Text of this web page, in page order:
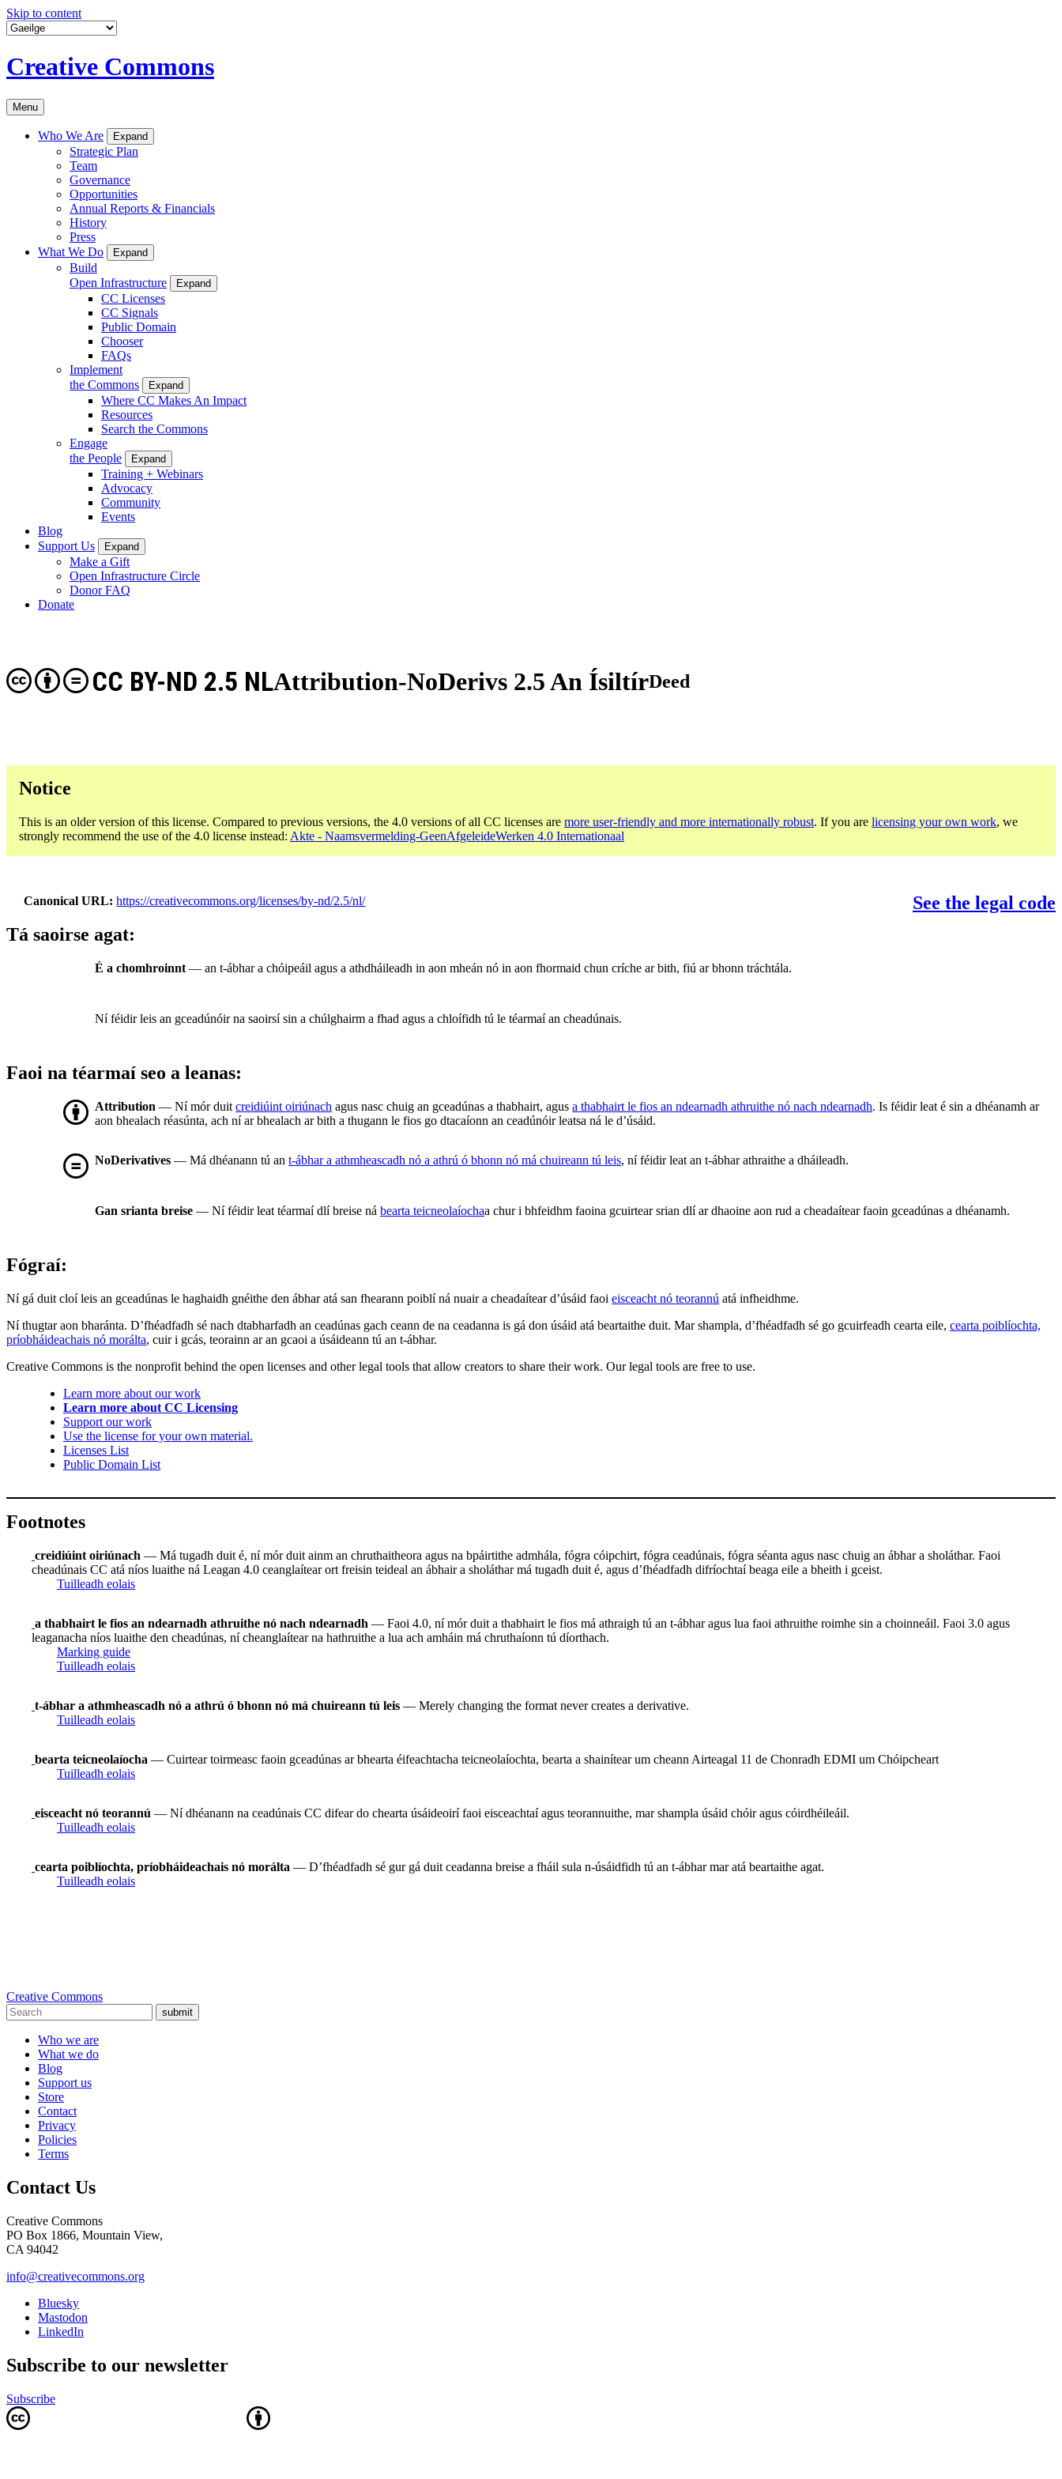
Skip to content
Creative Commons
Menu
Who We Are Expand
Strategic Plan
Team
Governance
Opportunities
Annual Reports & Financials
History
Press
What We Do
Expand
Build
Open Infrastructure
Expand
CC Licenses
CC Signals
Public Domain
Chooser
FAQs
Implement
the Commons
Expand
Where CC Makes An Impact
Resources
Search the Commons
Engage
the People
Expand
Training + Webinars
Advocacy
Community
Events
Blog
Support Us
Expand
Make a Gift
Open Infrastructure Circle
Donor FAQ
Donate
Attribution-NoDerivs 2.5 An Ísiltír
CC BY-ND 2.5 NL Deed
Notice
This is an older version of this license. Compared to previous versions, the 4.0 versions of all CC licenses are more user-friendly and more internationally robust. If you are licensing your own work, we
strongly recommend the use of the 4.0 license instead: Akte - Naamsvermelding-GeenAfgeleideWerken 4.0 Internationaal
Canonical URL https://creativecommons.org/licenses/by-nd/2.5/nl/
See the legal code
Tá saoirse agat:
É a chomhroinnt — an t-ábhar a chóipeáil agus a athdháileadh in aon mheán nó in aon fhormaid chun críche ar bith, fiú ar bhonn tráchtála.
Ní féidir leis an gceadúnóir na saoirsí sin a chúlghairm a fhad agus a chloífidh tú le téarmaí an cheadúnais.
Faoi na téarmaí seo a leanas:
Attribution — Ní mór duit creidiúint oiriúnach agus nasc chuig an gceadúnas a thabhairt, agus a thabhairt le fios an ndearnadh athruithe nó nach ndearnadh. Is féidir leat é sin a dhéanamh ar
aon bhealach réasúnta, ach ní ar bhealach ar bith a thugann le fios go dtacaíonn an ceadúnóir leatsa ná le d’úsáid.
NoDerivatives — Má dhéanann tú an t-ábhar a athmheascadh nó a athrú ó bhonn nó má chuireann tú leis, ní féidir leat an t-ábhar athraithe a dháileadh.
Gan srianta breise — Ní féidir leat téarmaí dlí breise ná bearta teicneolaíochaa chur i bhfeidhm faoina gcuirtear srian dlí ar dhaoine aon rud a cheadaítear faoin gceadúnas a dhéanamh.
Fógraí:
Ní gá duit cloí leis an gceadúnas le haghaidh gnéithe den ábhar atá san fhearann poiblí ná nuair a cheadaítear d’úsáid faoi eisceacht nó teorannú atá infheidhme.
Ní thugtar aon bharánta. D’fhéadfadh sé nach dtabharfadh an ceadúnas gach ceann de na ceadanna is gá don úsáid atá beartaithe duit. Mar shampla, d’fhéadfadh sé go gcuirfeadh cearta eile, cearta poiblíochta,
príobháideachais nó morálta, cuir i gcás, teorainn ar an gcaoi a úsáideann tú an t-ábhar.
Creative Commons is the nonprofit behind the open licenses and other legal tools that allow creators to share their work. Our legal tools are free to use.
Learn more about our work
Learn more about CC Licensing
Support our work
Use the license for your own material.
Licenses List
Public Domain List
Footnotes
creidiúint oiriúnach — Má tugadh duit é, ní mór duit ainm an chruthaitheora agus na bpáirtithe admhála, fógra cóipchirt, fógra ceadúnais, fógra séanta agus nasc chuig an ábhar a sholáthar. Faoi
cheadúnais CC atá níos luaithe ná Leagan 4.0 ceanglaítear ort freisin teideal an ábhair a sholáthar má tugadh duit é, agus d’fhéadfadh difríochtaí beaga eile a bheith i gceist.
Tuilleadh eolais
a thabhairt le fios an ndearnadh athruithe nó nach ndearnadh — Faoi 4.0, ní mór duit a thabhairt le fios má athraigh tú an t-ábhar agus lua faoi athruithe roimhe sin a choinneáil. Faoi 3.0 agus
leaganacha níos luaithe den cheadúnas, ní cheanglaítear na hathruithe a lua ach amháin má chruthaíonn tú díorthach.
Marking guide
Tuilleadh eolais
t-ábhar a athmheascadh nó a athrú ó bhonn nó má chuireann tú leis — Merely changing the format never creates a derivative.
Tuilleadh eolais
bearta teicneolaíocha — Cuirtear toirmeasc faoin gceadúnas ar bhearta éifeachtacha teicneolaíochta, bearta a shainítear um cheann Airteagal 11 de Chonradh EDMI um Chóipcheart
Tuilleadh eolais
eisceacht nó teorannú — Ní dhéanann na ceadúnais CC difear do chearta úsáideoirí faoi eisceachtaí agus teorannuithe, mar shampla úsáid chóir agus cóirdhéileáil.
Tuilleadh eolais
cearta poiblíochta, príobháideachais nó morálta — D’fhéadfadh sé gur gá duit ceadanna breise a fháil sula n-úsáidfidh tú an t-ábhar mar atá beartaithe agat.
Tuilleadh eolais
Creative Commons
submit
Who we are
What we do
Blog
Support us
Store
Contact
Privacy
Policies
Terms
Contact Us
Creative Commons
PO Box 1866, Mountain View,
CA 94042
info@creativecommons.org
Bluesky
Mastodon
LinkedIn
Subscribe to our newsletter
Subscribe